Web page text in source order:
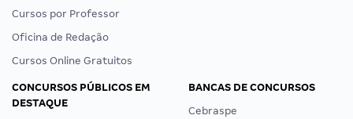
Cursos por Professor
Oficina de Redação
Cursos Online Gratuitos
CONCURSOS PÚBLICOS EM
DESTAQUE
BANCAS DE CONCURSOS
Cebraspe